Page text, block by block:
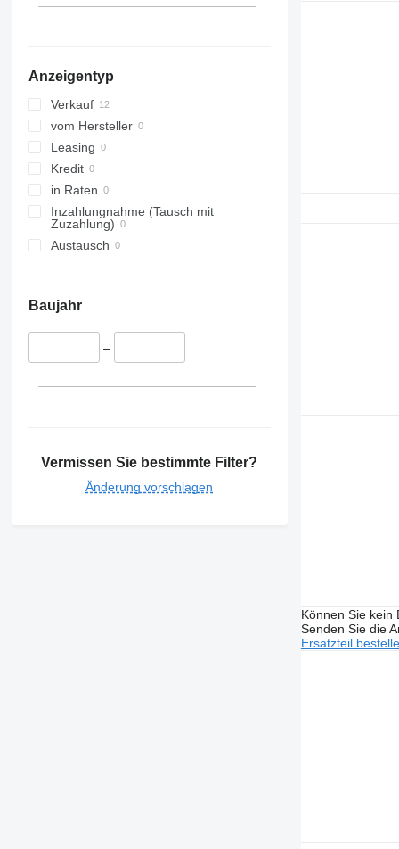
Anzeigentyp
Verkauf
vom Hersteller
Leasing
Kredit
in Raten
Inzahlungnahme (Tausch mit
Zuzahlung)
Austausch
Baujahr
–
Vermissen Sie bestimmte Filter?
Änderung vorschlagen
Können Sie kein
Senden Sie die
Ersatzteil